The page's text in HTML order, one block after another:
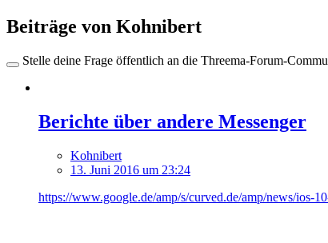
Beiträge von Kohnibert
Stelle deine Frage öffentlich an die Threema-Forum-
Berichte über andere Messenger
Kohnibert
13. Juni 2016 um 23:24
https://www.google.de/amp/s/curved.de/amp/news/ios-